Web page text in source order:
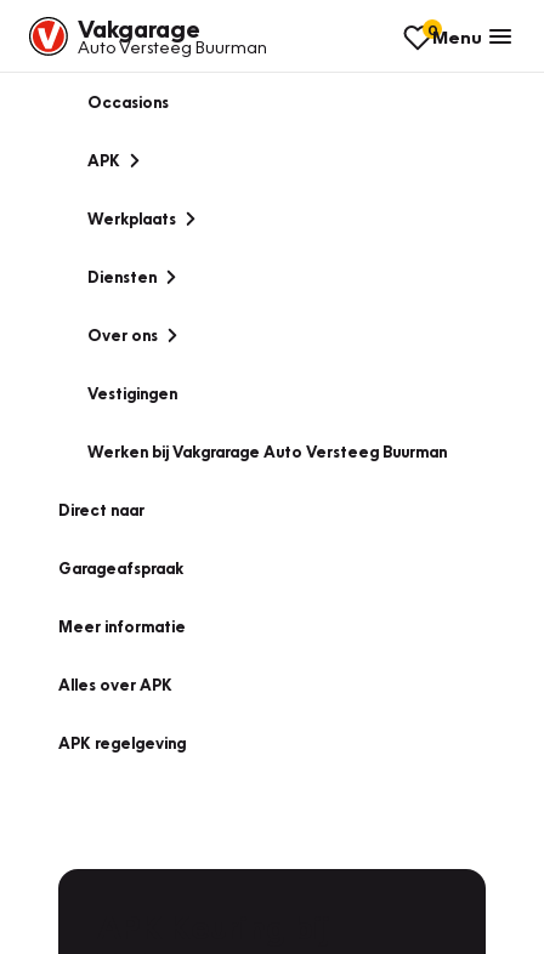
Vakgarage
Auto Versteeg Buurman
0Menu
Occasions
APK
Werkplaats
Diensten
Over ons
Vestigingen
Werken bij Vakgrarage Auto Versteeg Buurman
Direct naar
Garageafspraak
Meer informatie
Alles over APK
APK regelgeving